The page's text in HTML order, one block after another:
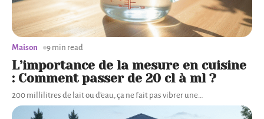
L’importance de la mesure en cuisine
: Comment passer de 20 cl à ml ?
200 millilitres de lait ou d'eau, ça ne fait pas vibrer une…
Maison 9 min read